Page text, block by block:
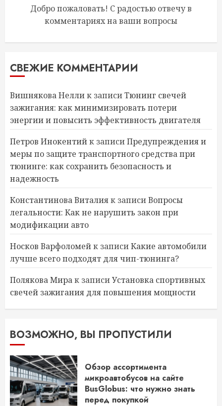
Добро пожаловать! С радостью отвечу в
комментариях на ваши вопросы
СВЕЖИЕ КОММЕНТАРИИ
Вишнякова Неллик записиТюнинг свечей
зажигания: как минимизировать потери
энергии и повысить эффективность двигателя
Петров Инокентийк записиПредупреждения и
меры по защите транспортного средства при
тюнинге: как сохранить безопасность и
надежность
Константинова Виталияк записиВопросы
легальности: Как не нарушить закон при
модификации авто
Носков Варфоломейк записиКакие автомобили
лучше всего подходят для чип-тюнинга?
Полякова Мирак записиУстановка спортивных
свечей зажигания для повышения мощности
ВОЗМОЖНО, ВЫ ПРОПУСТИЛИ
Обзор ассортимента
микроавтобусов на сайте
BusGlobus: что нужно знать
перед покупкой